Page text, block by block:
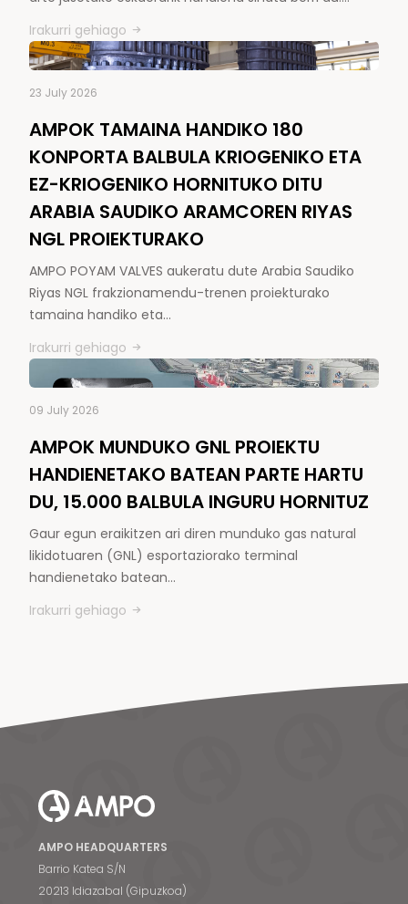
Irakurri gehiago
23 July 2026
AMPOK TAMAINA HANDIKO 180
KONPORTA BALBULA KRIOGENIKO ETA
EZ-KRIOGENIKO HORNITUKO DITU
ARABIA SAUDIKO ARAMCOREN RIYAS
NGL PROIEKTURAKO
AMPO POYAM VALVES aukeratu dute Arabia Saudiko
Riyas NGL frakzionamendu-trenen proiekturako
tamaina handiko eta…
Irakurri gehiago
09 July 2026
AMPOK MUNDUKO GNL PROIEKTU
HANDIENETAKO BATEAN PARTE HARTU
DU, 15.000 BALBULA INGURU HORNITUZ
Gaur egun eraikitzen ari diren munduko gas natural
likidotuaren (GNL) esportaziorako terminal
handienetako batean…
Irakurri gehiago
AMPO HEADQUARTERS
Barrio Katea S/N
20213 Idiazabal (Gipuzkoa)